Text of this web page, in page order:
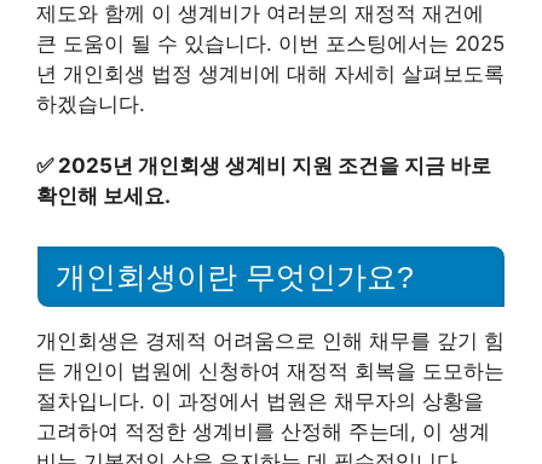
제도와 함께 이 생계비가 여러분의 재정적 재건에
큰 도움이 될 수 있습니다. 이번 포스팅에서는 2025
년 개인회생 법정 생계비에 대해 자세히 살펴보도록
하겠습니다.
✅ 2025년 개인회생 생계비 지원 조건을 지금 바로
확인해 보세요.
개인회생이란 무엇인가요?
개인회생은 경제적 어려움으로 인해 채무를 갚기 힘
든 개인이 법원에 신청하여 재정적 회복을 도모하는
절차입니다. 이 과정에서 법원은 채무자의 상황을
고려하여 적정한 생계비를 산정해 주는데, 이 생계